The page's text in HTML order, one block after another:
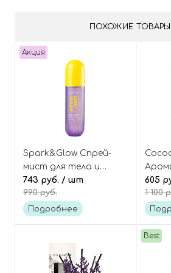
ПОХОЖИЕ ТОВАРЫ
Акция
Spark&Glow Спрей-
мист для тела и
волос с ароматом
соленой карамели,
Sweet Rush Purple
743 руб. / шт
990 руб.
Подробнее
605
1 100
Best